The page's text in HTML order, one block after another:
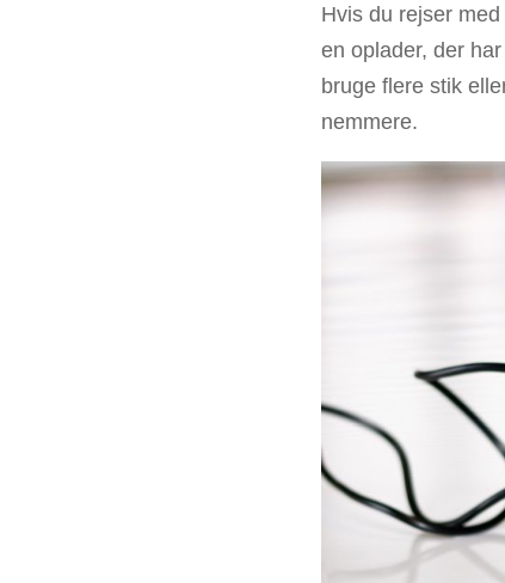
Hvis du rejser
en oplader, der
bruge flere stik
nemmere.